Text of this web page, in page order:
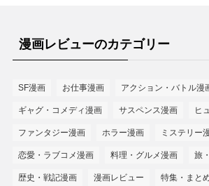
漫画レビューのカテゴリー
SF漫画 お仕事漫画 アクション・バトル漫
ギャグ・コメディ漫画 サスペンス漫画 ヒ
ファンタジー漫画 ホラー漫画 ミステリー
恋愛・ラブコメ漫画 料理・グルメ漫画 旅
歴史・戦記漫画 漫画レビュー 特集・まと